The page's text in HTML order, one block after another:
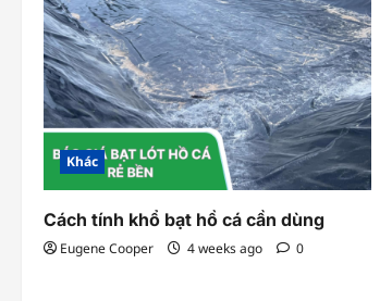
Khác
Cách tính khổ bạt hồ cá cần dùng
Eugene Cooper 4 weeks ago 0